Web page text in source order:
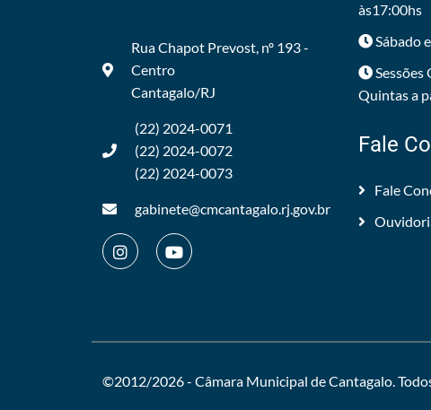
Rua Chapot Prevost, nº 193 -
Centro
Cantagalo/RJ
(22) 2024-0071
(22) 2024-0072
(22) 2024-0073
gabinete@cmcantagalo.rj.gov.br
às17:00hs
Sábado
Sessões
Quintas a
Fale
Fale
©2012/2026 - Câmara Municipal de Cantagalo.